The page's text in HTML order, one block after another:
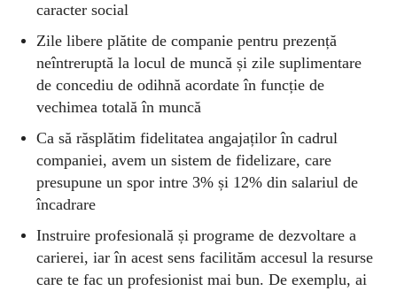
caracter social
Zile libere plătite de companie pentru prezență
neîntreruptă la locul de muncă și zile suplimentare
de concediu de odihnă acordate în funcție de
vechimea totală în muncă
Ca să răsplătim fidelitatea angajaților în cadrul
companiei, avem un sistem de fidelizare, care
presupune un spor intre 3% și 12% din salariul de
încadrare
Instruire profesională și programe de dezvoltare a
carierei, iar în acest sens facilităm accesul la resurse
care te fac un profesionist mai bun. De exemplu, ai